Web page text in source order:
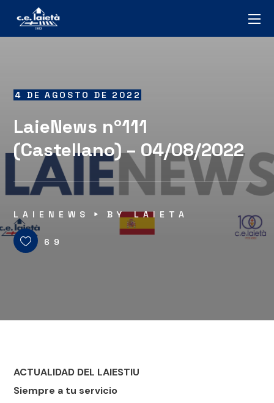
4 DE AGOSTO DE 2022
LaieNews nº111
(Castellano) – 04/08/2022
LAIENEWS BYLAIETA
69
ACTUALIDAD DEL LAIESTIU
Siempre a tu servicio